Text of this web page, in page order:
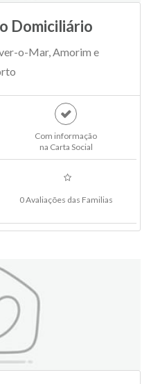
Domiciliário
o-Mar, Amorim e
Com informação
na Carta Social
0 Avaliações das Familias